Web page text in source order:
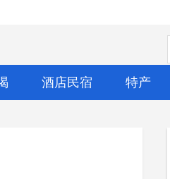
酒店民宿 特产